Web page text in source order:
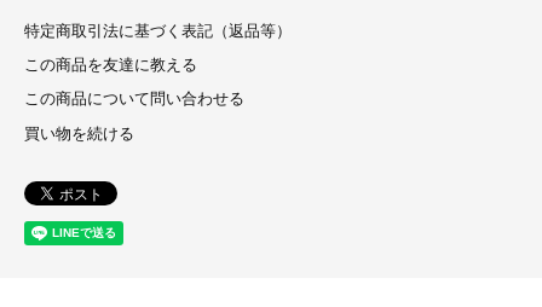
特定商取引法に基づく表記（返品等）
この商品を友達に教える
この商品について問い合わせる
買い物を続ける